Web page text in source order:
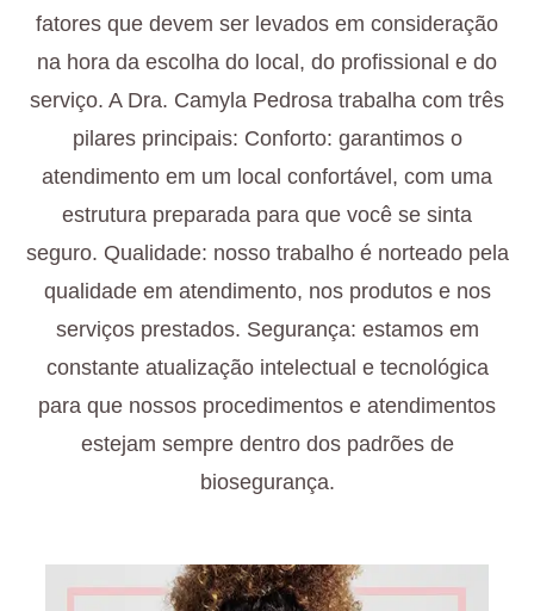
fatores que devem ser levados em consideração
na hora da escolha do local, do profissional e do
serviço. A Dra. Camyla Pedrosa trabalha com três
pilares principais: Conforto: garantimos o
atendimento em um local confortável, com uma
estrutura preparada para que você se sinta
seguro. Qualidade: nosso trabalho é norteado pela
qualidade em atendimento, nos produtos e nos
serviços prestados. Segurança: estamos em
constante atualização intelectual e tecnológica
para que nossos procedimentos e atendimentos
estejam sempre dentro dos padrões de
biosegurança.